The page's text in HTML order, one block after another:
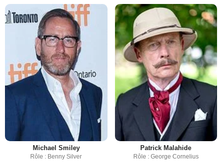
Michael Smiley
Rôle : Benny Silver
Patrick Malahide
Rôle : George Cornelius